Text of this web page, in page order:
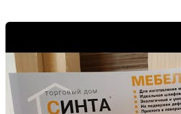
хвоя:
Идеальное
решение
для